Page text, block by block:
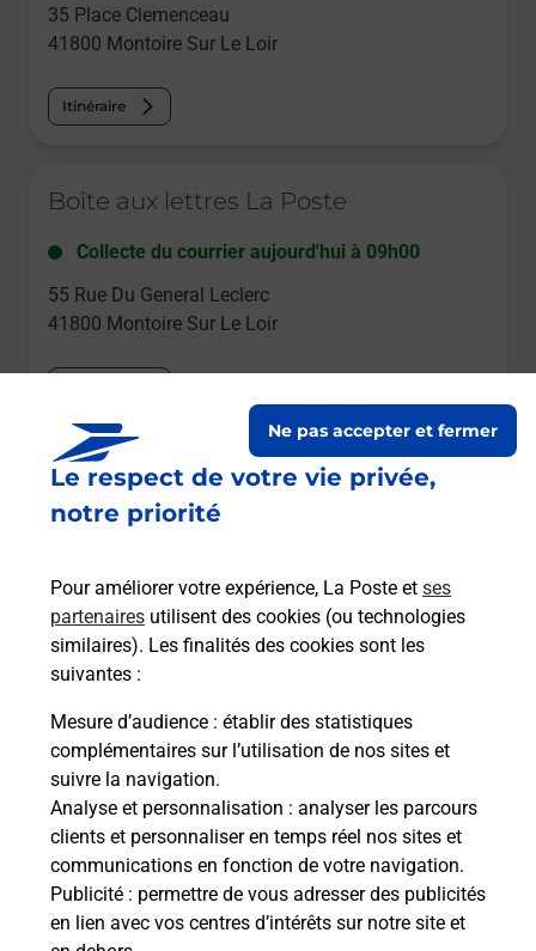
Le respect de votre vie privée,
notre priorité
Pour améliorer votre expérience, La Poste et ses
partenaires utilisent des cookies (ou technologies
similaires). Les finalités des cookies sont les
suivantes :
Mesure d’audience : établir des statistiques
complémentaires sur l’utilisation de nos sites et
suivre la navigation.
Analyse et personnalisation : analyser les parcours
clients et personnaliser en temps réel nos sites et
communications en fonction de votre navigation.
Publicité : permettre de vous adresser des publicités
en lien avec vos centres d’intérêts sur notre site et
Ne pas accepter et fermer
35 Place Clemenceau
41800 Montoire Sur Le Loir
Itinéraire
Boîte aux lettres La Poste
Collecte du courrier aujourd'hui à 09h00
55 Rue Du General Leclerc
41800 Montoire Sur Le Loir
Boîte aux Lettres La Poste
Collecte du courrier aujourd'hui à
2 Boulevard Mermoz
Montoire Sur Le Loir
Itinéraire
Le lien s'ouvre dans un nouvel onglet
Boîte aux lettres La Poste
Collecte du courrier aujourd'hui à 09h00
41800
Montoire Sur Le Loir
Itinéraire
Le lien s'ouvre dans un nouvel onglet